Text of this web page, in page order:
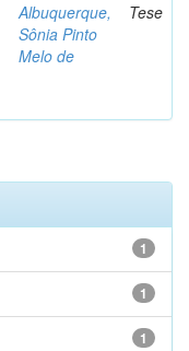
Albuquerque,
Sônia Pinto
Melo de
Tese
1
1
1